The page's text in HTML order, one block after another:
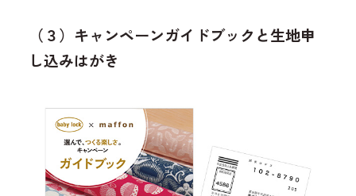
（３）キャンペーンガイドブックと生地申
し込みはがき